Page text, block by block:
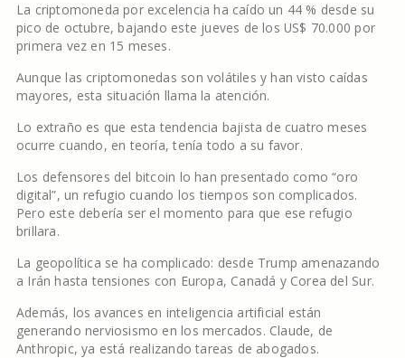
La criptomoneda por excelencia ha caído un 44 % desde su
pico de octubre, bajando este jueves de los US$ 70.000 por
primera vez en 15 meses.
Aunque las criptomonedas son volátiles y han visto caídas
mayores, esta situación llama la atención.
Lo extraño es que esta tendencia bajista de cuatro meses
ocurre cuando, en teoría, tenía todo a su favor.
Los defensores del bitcoin lo han presentado como “oro
digital”, un refugio cuando los tiempos son complicados.
Pero este debería ser el momento para que ese refugio
brillara.
La geopolítica se ha complicado: desde Trump amenazando
a Irán hasta tensiones con Europa, Canadá y Corea del Sur.
Además, los avances en inteligencia artificial están
generando nerviosismo en los mercados. Claude, de
Anthropic, ya está realizando tareas de abogados.